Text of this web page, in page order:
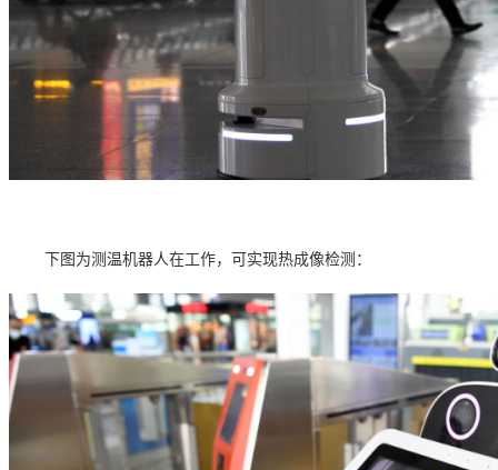
下图为测温机器人在工作，可实现热成像检测：